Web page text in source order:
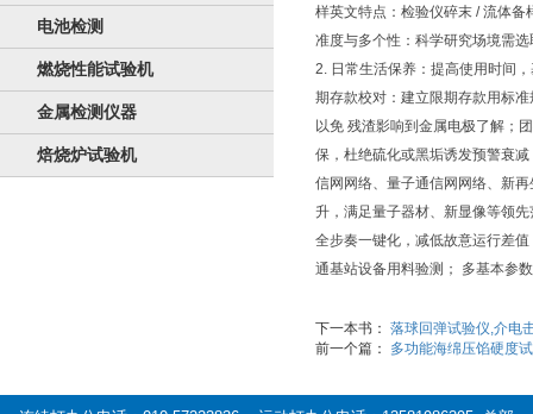
电池检测
燃烧性能试验机
金属检测仪器
焙烧炉试验机
样英文特点：检验仪碎末 / 流体备
准度与多个性：科学研究场境需
2. 日常生活保养：提高使用时间
期存款校对：建立限期存款用标
以免 残渣影响到金属电极了解；
保，杜绝硫化或黑垢诱发预警衰
信网网络、量子通信网网络、新
升，满足量子器材、新显像等领
全步奏一键化，减低故意运行差
通基站设备用料验测； 多基本参
下一本书： 落球回弹试验仪,介电
前一个篇： 多功能海绵压馅硬度